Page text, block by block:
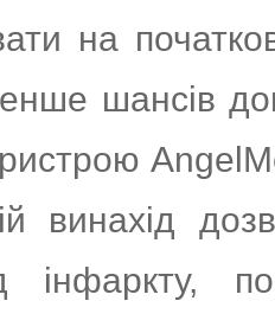
на
шансів
винахід
інфаркту,